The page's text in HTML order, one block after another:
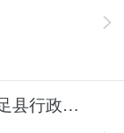
大足县人民政府办公室关于印发大足县行政执法责任制考核评议办法的通知